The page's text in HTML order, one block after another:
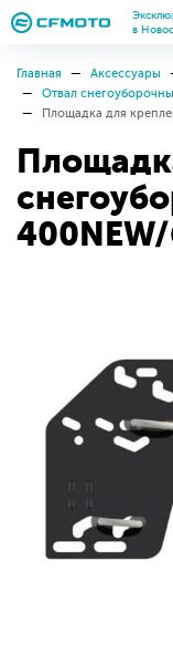
в
Главная Аксессуары
Отвал
Площадка для